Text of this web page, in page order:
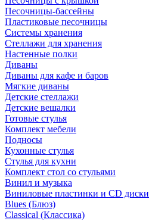
Песочницы-бассейны
Пластиковые песочницы
Системы хранения
Стеллажи для хранения
Настенные полки
Диваны
Диваны для кафе и баров
Мягкие диваны
Детские стеллажи
Детские вешалки
Готовые стулья
Комплект мебели
Подносы
Кухонные стулья
Стулья для кухни
Комплект стол со стульями
Винил и музыка
Виниловые пластинки и CD диски
Blues (Блюз)
Classical (Классика)